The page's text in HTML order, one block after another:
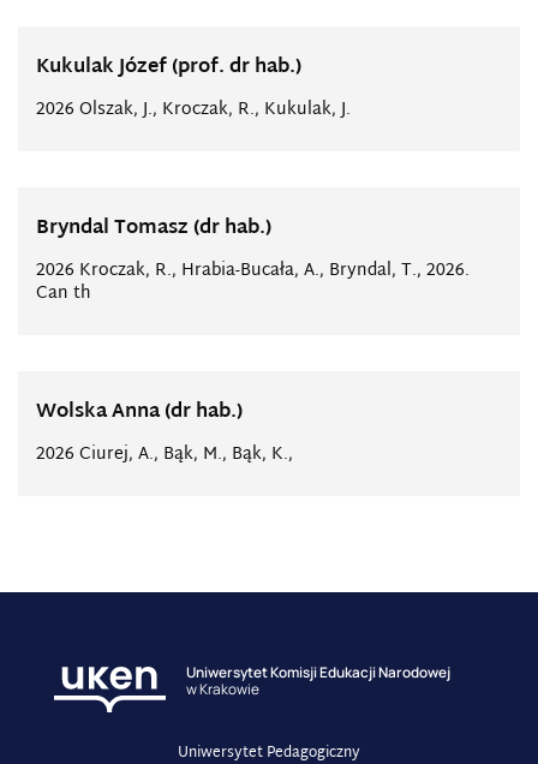
Kukulak Józef (prof. dr hab.)
2026 Olszak, J., Kroczak, R., Kukulak, J.
Bryndal Tomasz (dr hab.)
2026 Kroczak, R., Hrabia-Bucała, A., Bryndal, T., 2026.
Can th
Wolska Anna (dr hab.)
2026 Ciurej, A., Bąk, M., Bąk, K.,
Uniwersytet Komisji Edukacji Narodowej
w Krakowie
Uniwersytet Pedagogiczny